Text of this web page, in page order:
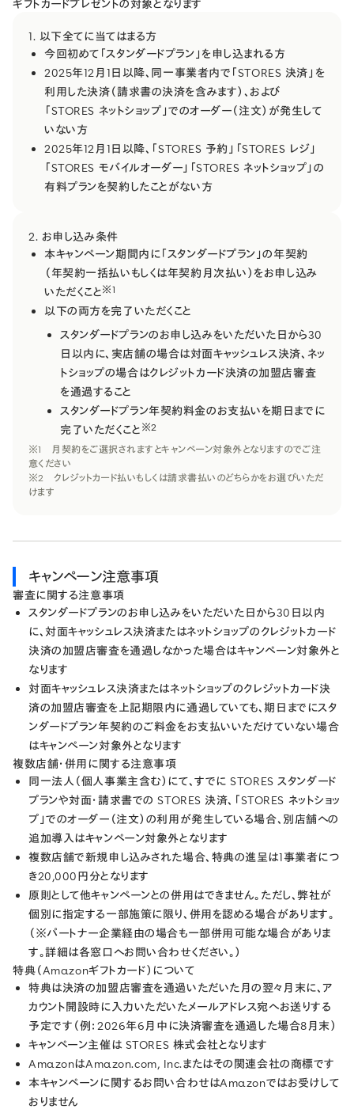
ギフトカードプレゼントの対象となります
1. 以下全てに当てはまる方
今回初めて「スタンダードプラン」を申し込まれる方
2025年12月1日以降、​同一事業者内で​「STORES 決済」を​
利用した​決済​（請求書の​決済を​含みます）、​および​
「STORES ネットショップ」での​オーダー​（注文）が​発生して
いない​方​
2025年12月1日以降、「STORES 予約」「STORES レジ」
「STORES モバイルオーダー」「STORES ネットショップ」の
有料プランを契約したことがない方
2. お申し込み条件
本キャンペーン期間内に​「スタンダードプラン」の​年契約​
（年契約一括​払いもしくは​年契約月次払い）を​お申し込み
いただく​こと​※1
以下の​両方を​完了いただく​こと
スタンダードプランの​お申し込みを​いただいた​日から​30
日以内に、​実店舗の​場合は​対面キャッシュレス決済、​ネッ
トショップの​場合は​クレジットカード決済の​加盟店審査
を​通過する​こと
スタンダードプラン年契約料金の​お支払いを​期日までに​
完了いただく​こと​ ※2
※1 月契約を​ご選択されますと​キャンペーン対象外と​なりますので​ご注
意ください
※2 クレジットカード払いもしくは​請求書払いの​どちらかを​お選びいただ
けます
キャンペーン注意事項
審査に関する注意事項
スタンダードプランの​お申し込みを​いただいた​日から​30日以内
に、​対面キャッシュレス決済または​ネットショップの​クレジットカード
決済の​加盟店審査を​通過しなかった​場合は​キャンペーン対象外と​
なります
対面キャッシュレス決済または​ネットショップの​クレジットカード決
済の​加盟店審査を​上記期限内に​通過していても、​期日までに​スタ
ンダードプラン年契約の​ご料金を​お支払いいただけていない​場合
は​キャンペーン対象外と​なります
複数店舗・併用に関する注意事項
同一法人（個人事業主含む）にて、すでに STORES スタンダード
プランや対面・請求書での STORES 決済、「STORES ネットショッ
プ」でのオーダー（注文）の利用が発生している場合、別店舗への
追加導入はキャンペーン対象外となります
複数店舗で新規申し込みされた場合、特典の進呈は1事業者につ
き20,000円分となります
原則として他キャンペーンとの併用はできません。ただし、弊社が
個別に指定する一部施策に限り、併用を認める場合があります。
（※パートナー企業経由の場合も一部併用可能な場合がありま
す。詳細は各窓口へお問い合わせください。）
特典（Amazonギフトカード）について
特典は決済の加盟店審査を通過いただいた月の翌々月末に、ア
カウント開設時に入力いただいたメールアドレス宛へお送りする
予定です（例：2026年6月中に決済審査を通過した場合8月末）
キャンペーン主催は STORES 株式会社となります
AmazonはAmazon.com, Inc.またはその関連会社の商標です
本キャンペーンに関するお問い合わせはAmazonではお受けして
おりません